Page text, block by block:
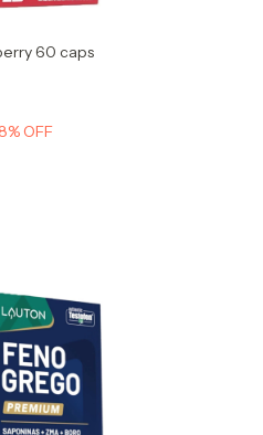
60 caps
% OFF